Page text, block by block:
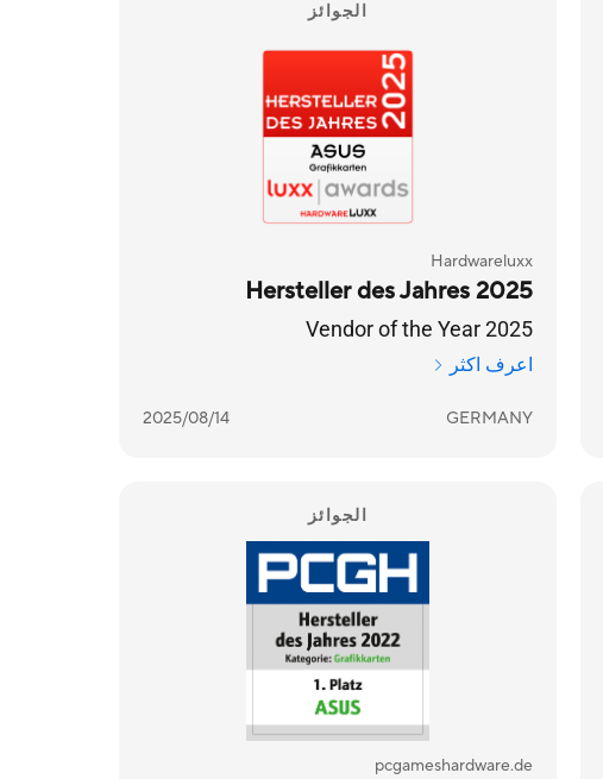
the boundaries of performance that
الجوائز
Hardwareluxx
Hersteller des Jahres 2025
Vendor of the Year 2025
اعرف اكثر
GERMANY
2025/08/14
الجوائز
pcgameshardware.de